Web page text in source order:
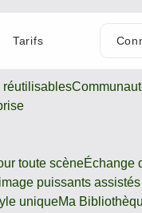
réutilisables
toute scèneÉchange
puissants assistés
uniqueMa
Tarifs